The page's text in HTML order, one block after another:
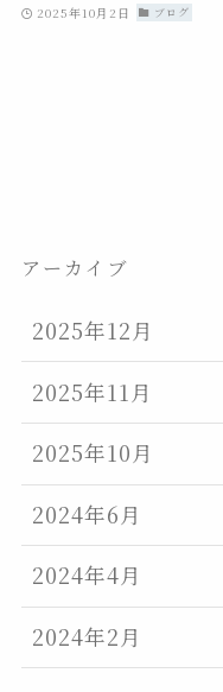
2025年10月2日 ブログ
アーカイブ
2025年12月
2025年11月
2025年10月
2024年6月
2024年4月
2024年2月